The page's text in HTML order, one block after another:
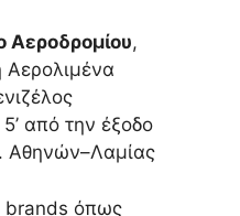
Αεροδρομίου,
Αερολιμένα
5’ από την έξοδο
Αθηνών–Λαμίας
brands όπως